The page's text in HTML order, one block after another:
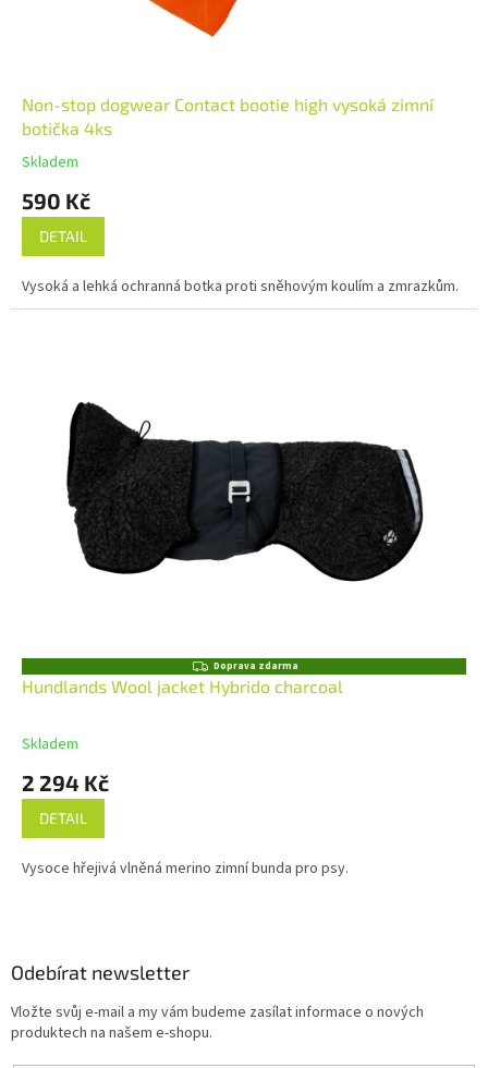
Non-stop dogwear Contact bootie high vysoká zimní
botička 4ks
Skladem
590 Kč
DETAIL
Vysoká a lehká ochranná botka proti sněhovým koulím a zmrazkům.
Z
D
A
Doprava zdarma
Hundlands Wool jacket Hybrido charcoal
Skladem
2 294 Kč
DETAIL
Vysoce hřejivá vlněná merino zimní bunda pro psy.
Odebírat newsletter
Vložte svůj e-mail a my vám budeme zasílat informace o nových
produktech na našem e-shopu.